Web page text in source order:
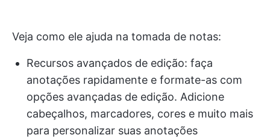
Veja como ele ajuda na tomada de notas:
Recursos avançados de edição: faça
anotações rapidamente e formate-as com
opções avançadas de edição. Adicione
cabeçalhos, marcadores, cores e muito mais
para personalizar suas anotações